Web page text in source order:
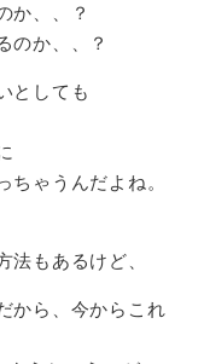
か、、？
のか、、？
としても
ゃうんだよね。
もあるけど、
から、今からこれ